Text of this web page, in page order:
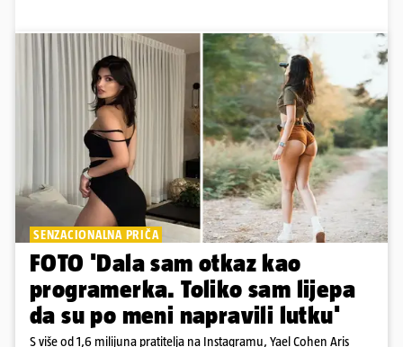
SENZACIONALNA PRIČA
FOTO 'Dala sam otkaz kao
programerka. Toliko sam lijepa
da su po meni napravili lutku'
S više od 1,6 milijuna pratitelja na Instagramu, Yael Cohen Aris